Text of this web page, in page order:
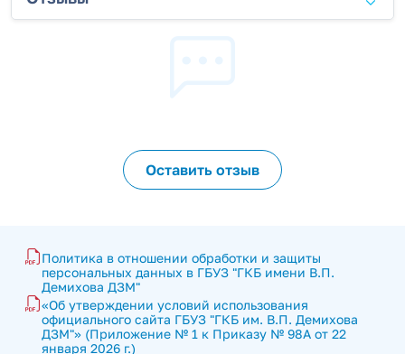
Оставить отзыв
Политика в отношении обработки и защиты
персональных данных в ГБУЗ "ГКБ имени В.П.
Демихова ДЗМ"
«Об утверждении условий использования
официального сайта ГБУЗ "ГКБ им. В.П. Демихова
ДЗМ"» (Приложение № 1 к Приказу № 98А от 22
января 2026 г.)